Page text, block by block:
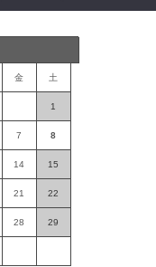
金 土
1
7 8
14 15
21 22
28 29